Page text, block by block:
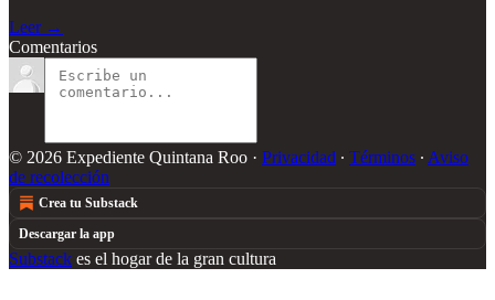
Leer →
Comentarios
© 2026 Expediente Quintana Roo · Privacidad ∙ Términos ∙ Aviso
de recolección
Crea tu Substack
Descargar la app
Substack es el hogar de la gran cultura